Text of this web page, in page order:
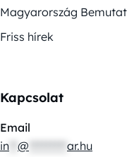
Magyarország
Friss hírek
Kapcsolat
Email
in @ ar.hu